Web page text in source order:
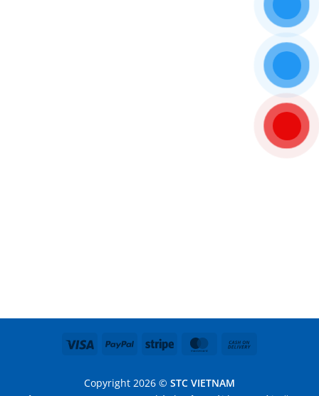
Visa PayPal Stripe MasterCard
Copyright 2026 © STC VIETNAM